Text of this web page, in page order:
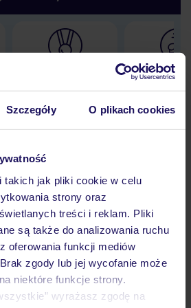
Szczegóły O plikach cookies
takich jak pliki cookie w celu
strony oraz
treści i reklam. Pliki
są także do analizowania ruchu
oferowania funkcji mediów
zgody lub jej wycofanie może
niektóre funkcje strony.
wyrażasz zgodę na
30 lat w